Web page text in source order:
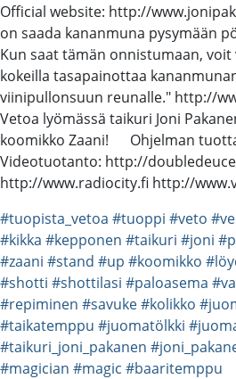
Official website: http://
on saada kananmuna pysymään
Kun saat tämän onnistumaan,
kokeilla tasapainottaa
viinipullonsuun reunalle." http://
Vetoa lyömässä taikuri Joni
koomikko Zaani! Ohjelman
Videotuotanto: http://
http://www.radiocity.fi http://
#tuopista_vetoa #tuoppi #veto
#kikka #kepponen #taikuri #joni
#zaani #stand #up #koomikko
#shotti #shottilasi #paloasema
#repiminen #savuke#kolikko
#taikatemppu #juomatölkki
#taikuri_joni_pakanen
#magician #magic #baaritemppu